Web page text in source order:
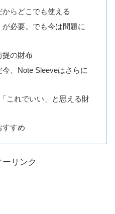
らどこでも使える
必要。でも今は問題に
提の財布
、Note Sleeveはさらに
これでいい」と思える財
すすめ
リンク